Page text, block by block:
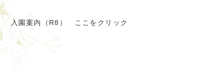
入園案内（R8） ここをクリック